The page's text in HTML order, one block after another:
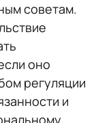
советам.
оно
регуляции
и